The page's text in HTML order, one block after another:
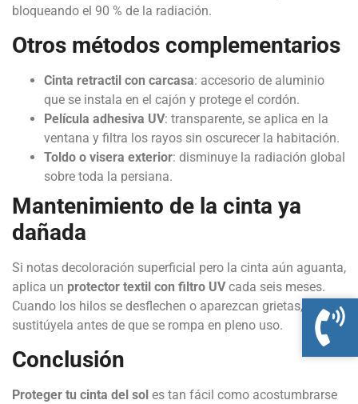
bloqueando el 90 % de la radiación.
Otros métodos complementarios
Cinta retractil con carcasa: accesorio de aluminio
que se instala en el cajón y protege el cordón.
Película adhesiva UV: transparente, se aplica en la
ventana y filtra los rayos sin oscurecer la habitación.
Toldo o visera exterior: disminuye la radiación global
sobre toda la persiana.
Mantenimiento de la cinta ya
dañada
Si notas decoloración superficial pero la cinta aún aguanta,
aplica un protector textil con filtro UVcada seis meses.
Cuando los hilos se desflechen o aparezcan grietas,
sustitúyela antes de que se rompa en pleno uso.
Conclusión
Proteger tu cinta del sol es tan fácil como acostumbrarse